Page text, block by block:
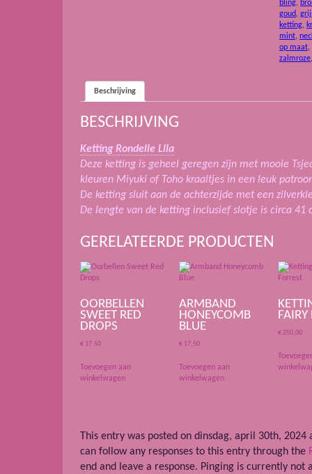
bling,
goud,
ketting,
mint,
op maat,
zalmroze
Beschrijving
BESCHRIJVING
Ketting Rondelle Lila
Deze ketting is geheel geregen zijn met mooie
kleuren Miyuki of Toho kraaltjes in een leuk
De ketting sluit aan de achterzijde met een
De lengte van de ketting inclusief slotje is circa 41
GERELATEERDE PRODUCTEN
OORBELLEN
SWEET RED
DROPS
€ 17,50
Toevoegen aan
winkelwagen
ARMBAND
HONEYCOMB
BLUE
€ 17,50
Toevoegen aan
winkelwagen
FAIRY
€250,00
This entry was posted on dinsdag, april 30th,
can follow any responses to this entry through the
end and leave a response. Pinging is currently not